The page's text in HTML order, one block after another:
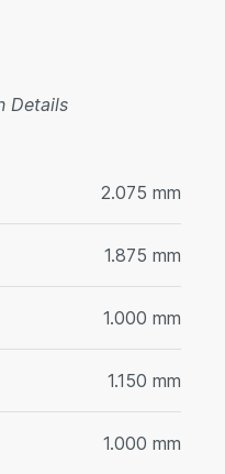
Details
2.075 mm
1.875 mm
1.000 mm
1.150 mm
1.000 mm